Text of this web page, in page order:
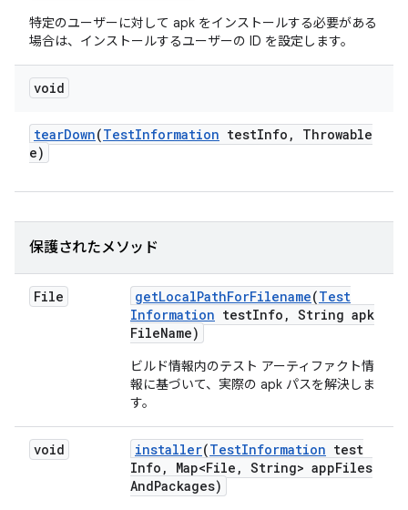
特定のユーザーに対して apk をインストールする必要がある
場合は、インストールするユーザーの ID を設定します。
void
tearDown(TestInformation testInfo ,
Throwable
e)
保護されたメソッド
File getLocalPathForFilename(Test
Information testInfo , String apk
FileName)
ビルド情報内のテスト アーティファクト情
報に基づいて、実際の apk パスを解決しま
す。
void installer(TestInformation test
Info , Map<File , String> appFiles
AndPackages)